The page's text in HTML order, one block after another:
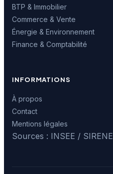
BTP & Immobilier
Commerce & Vente
Énergie & Environnement
Finance & Comptabilité
INFORMATIONS
À propos
Contact
Mentions légales
Sources : INSEE / SIRENE